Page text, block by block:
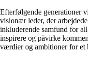
Efterfølgende generationer
visionær leder, der
inkluderende samfund for
inspirere og påvirke
værdier og ambitioner for et